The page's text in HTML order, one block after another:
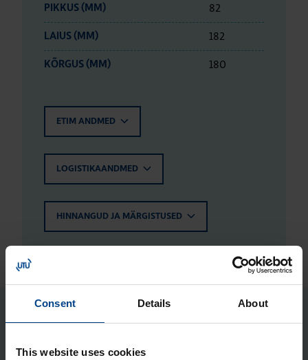
Consent Details About
This website uses cookies
PIKKUS (MM) 82
LAIUS (MM) 182
KÕRGUS (MM) 180
ETIM ANDMED
LOGISTIKAANDMED
HINNANGUD JA MÄRGISTUSED
Seotud tooted